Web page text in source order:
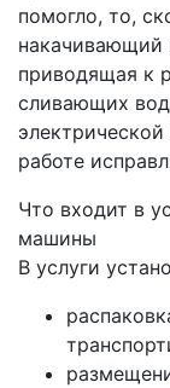
помогло, то,
накачивающий
приводящая к
сливающих
работе
Что входит в
машины
В услуги